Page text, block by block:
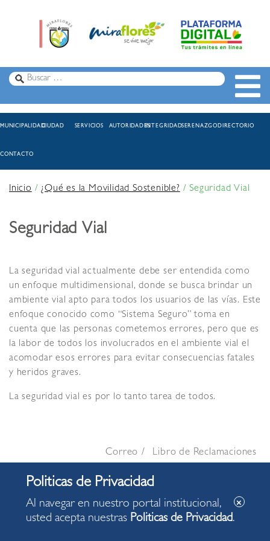
MUNICIPALIDADCIUDAD SERVICIOS AUTORIDADESINTEGRIDADSERENAZGODIRECTORIO
CONTACTO
Inicio/¿Qué es la Movilidad Sostenible?/Seguridad Vial
Seguridad Vial
La seguridad vial actualmente debe ser entendida como
un enfoque multidimensional, donde se busca brindar un
ambiente vial apto para todos los usuarios de las vías. Este
enfoque conocido como “Sistema Seguro” toma en
cuenta que las personas cometemos errores, pero que es
la labor de todos los involucrados en el ambiente vial el
acomodar esos errores para evitar consecuencias fatales
y heridos graves.
La seguridad vial es por lo tanto tarea de todos.
Correo Libro de Reclamaciones
Al navegar en nuestro portal institucional,
usted acepta nuestras Politicas de Privacidad.